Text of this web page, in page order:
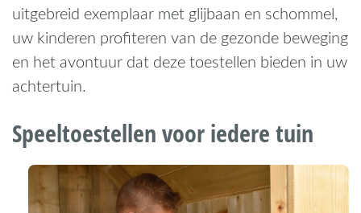
uitgebreid exemplaar met glijbaan en schommel,
uw kinderen profiteren van de gezonde beweging
en het avontuur dat deze toestellen bieden in uw
achtertuin.
Speeltoestellen voor iedere tuin